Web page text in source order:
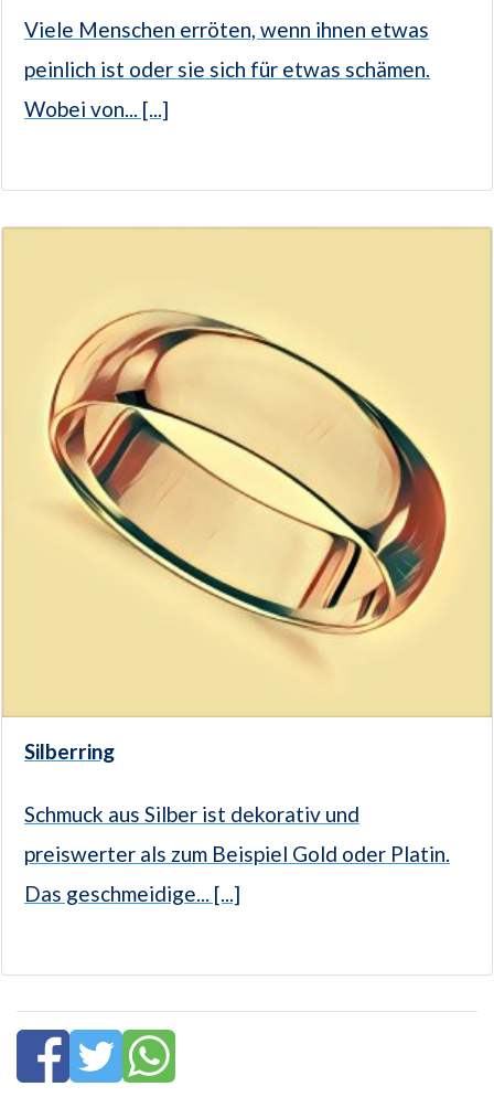
Viele Menschen erröten, wenn ihnen etwas
peinlich ist oder sie sich für etwas schämen.
Wobei von... [...]
Silberring
Schmuck aus Silber ist dekorativ und
preiswerter als zum Beispiel Gold oder Platin.
Das geschmeidige... [...]